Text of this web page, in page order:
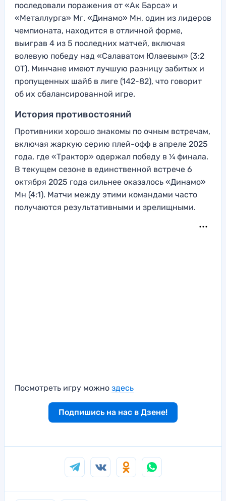
последовали поражения от «Ак Барса» и
«Металлурга» Мг. «Динамо» Мн, один из лидеров
чемпионата, находится в отличной форме,
выиграв 4 из 5 последних матчей, включая
волевую победу над «Салаватом Юлаевым» (3:2
ОТ). Минчане имеют лучшую разницу забитых и
пропущенных шайб в лиге (142-82), что говорит
об их сбалансированной игре.
История противостояний
Противники хорошо знакомы по очным встречам,
включая жаркую серию плей-офф в апреле 2025
года, где «Трактор» одержал победу в ¼ финала.
В текущем сезоне в единственной встрече 6
октября 2025 года сильнее оказалось «Динамо»
Мн (4:1). Матчи между этими командами часто
получаются результативными и зрелищными.
Посмотреть игру можно здесь
Подпишись на нас в Дзене!